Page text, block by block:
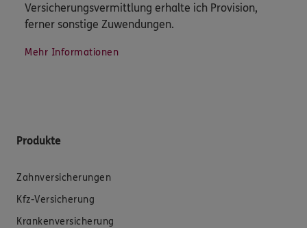
Versicherungsvermittlung erhalte ich Provision,
ferner sonstige Zuwendungen.
Mehr Informationen
Produkte
Zahnversicherungen
Kfz-Versicherung
Krankenversicherung